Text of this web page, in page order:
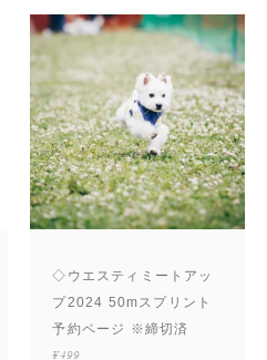
◇ウエスティミートアッ
プ2024 50mスプリント
予約ページ ※締切済
¥499